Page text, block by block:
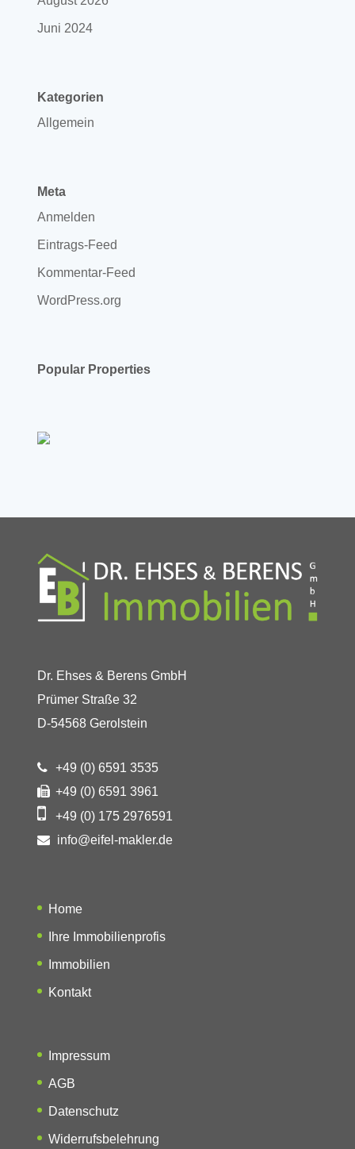
Juni 2024
Kategorien
Allgemein
Meta
Anmelden
Eintrags-Feed
Kommentar-Feed
WordPress.org
Popular Properties
Dr. Ehses & Berens GmbH
Prümer Straße 32
D-54568 Gerolstein
+49 (0) 6591 3535
+49 (0) 6591 3961
+49 (0) 175 2976591
info@eifel-makler.de
Home
Ihre Immobilienprofis
Immobilien
Kontakt
Impressum
AGB
Datenschutz
Widerrufsbelehrung